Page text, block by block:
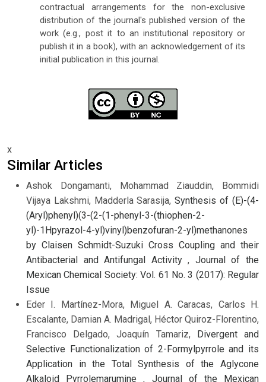
contractual arrangements for the non-exclusive
distribution of the journal's published version of the
work (e.g., post it to an institutional repository or
publish it in a book), with an acknowledgement of its
initial publication in this journal.
x
Similar Articles
Ashok Dongamanti, Mohammad Ziauddin, Bommidi
Vijaya Lakshmi, Madderla Sarasija,Synthesis of (E)-(4-
(Aryl)phenyl)(3-(2-(1-phenyl-3-(thiophen-2-
yl)-1Hpyrazol-4-yl)vinyl)benzofuran-2-yl)methanones
by Claisen Schmidt-Suzuki Cross Coupling and their
Antibacterial and Antifungal Activity, Journal of the
Mexican Chemical Society: Vol. 61 No. 3 (2017): Regular
Issue
Eder I. Martínez-Mora, Miguel A. Caracas, Carlos H.
Escalante, Damian A. Madrigal, Héctor Quiroz-Florentino,
Francisco Delgado, Joaquín Tamariz, Divergent and
Selective Functionalization of 2-Formylpyrrole and its
Application in the Total Synthesis of the Aglycone
Alkaloid Pyrrolemarumine, Journal of the Mexican